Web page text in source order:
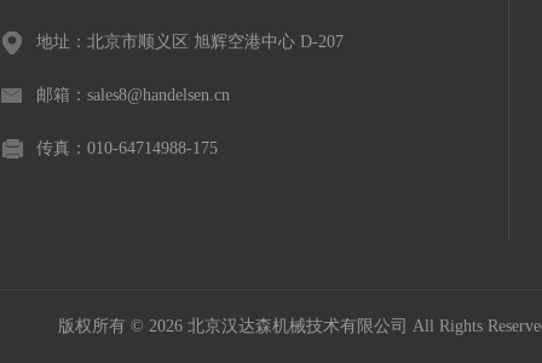
地址：北京市顺义区 旭辉空港中心 D-207
邮箱：sales8@handelsen.cn
传真：010-64714988-175
版权所有 © 2026 北京汉达森机械技术有限公司 All Rights